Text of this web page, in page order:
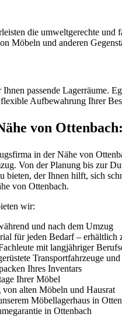
die umweltgerechte
Möbeln und anderen
passende Lagerräume.
Aufbewahrung Ihrer
von
in der Nähe von
Von der Planung bis zur
bieten, der Ihnen hilft, sich
von Ottenbach.
wir:
und nach dem Umzug
für jeden Bedarf –
mit langjähriger
Transportfahrzeuge
Ihres Inventars
Ihrer Möbel
alten Möbeln und Hausrat
Möbellagerhaus in
in Ottenbach